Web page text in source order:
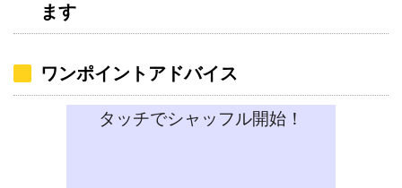
ます
ワンポイントアドバイス
タッチでシャッフル開始！